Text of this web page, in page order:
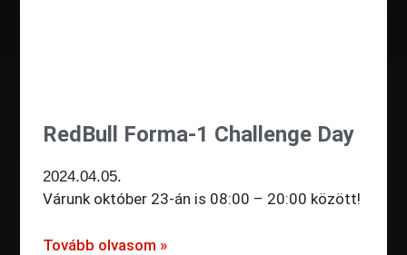
RedBull Forma-1 Challenge Day
2024.04.05.
Várunk október 23-án is 08:00 – 20:00 között!
Tovább olvasom »